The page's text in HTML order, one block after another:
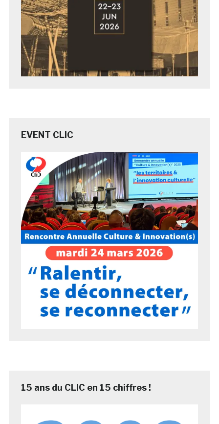
EVENT CLIC
15 ans du CLIC en 15 chiffres !